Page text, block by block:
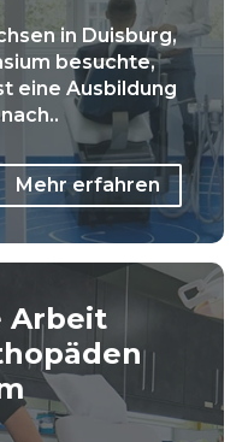
in Duisburg,
besuchte,
eine Ausbildung
Mehr erfahren
Arbeit